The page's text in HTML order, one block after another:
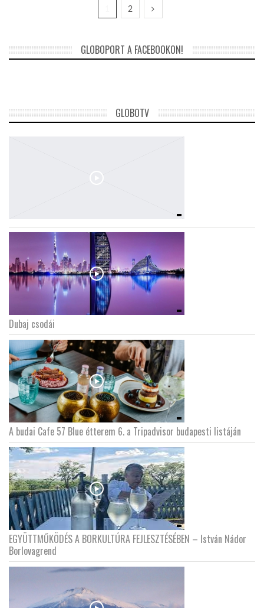
2
GLOBOPORT A FACEBOOKON!
GLOBOTV
Dubaj csodái
A budai Cafe 57 Blue étterem 6. a Tripadvisor budapesti listáján
EGYÜTTMŰKÖDÉS A BORKULTÚRA FEJLESZTÉSÉBEN – István Nádor
Borlovagrend